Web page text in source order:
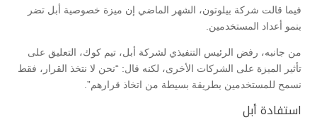
فيما قالت شركة بيلوتون، الشهر الماضي إن ميزة خصوصية أبل تضر
بنمو أعداد المستخدمين.
من جانبه، رفض الرئيس التنفيذي لشركة أبل، تيم كوك، التعليق على
تأثير الميزة على الشركات الأخرى، لكنه قال: “نحن لا نتخذ القرار، فقط
نسمح للمستخدمين بطريقة بسيطة من اتخاذ قرارهم”.
استفادة أبل